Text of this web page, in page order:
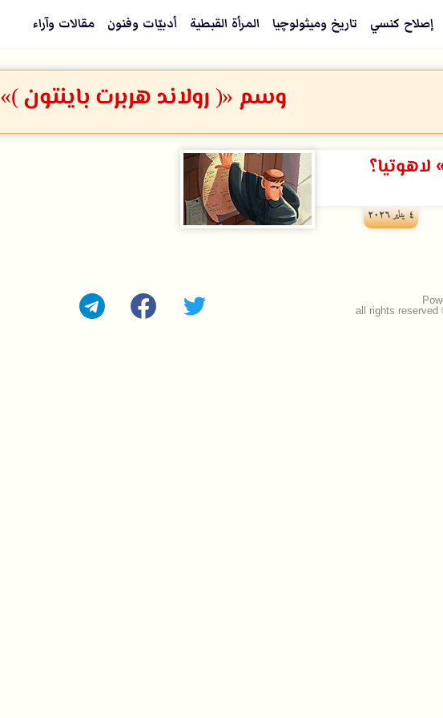
إصلاح كنسي تاريخ وميثولوچيا المرأة القبطية أدبيّات وفنون مقالات وآراء
وسم «( رولاند هربرت باينتون )»
٤ يناير ۲۰۲٦
all rights